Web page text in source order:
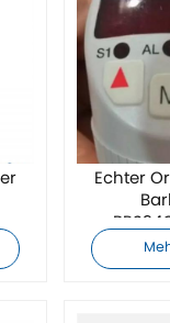
Echter